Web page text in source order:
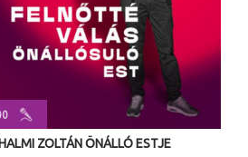
ZOLTÁN ÖNÁLLÓ ESTJE